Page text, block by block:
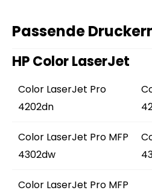
Passende
HP Color LaserJet
Color LaserJet Pro
4202dn
Color LaserJet Pro MFP
4302dw
Color LaserJet Pro MFP